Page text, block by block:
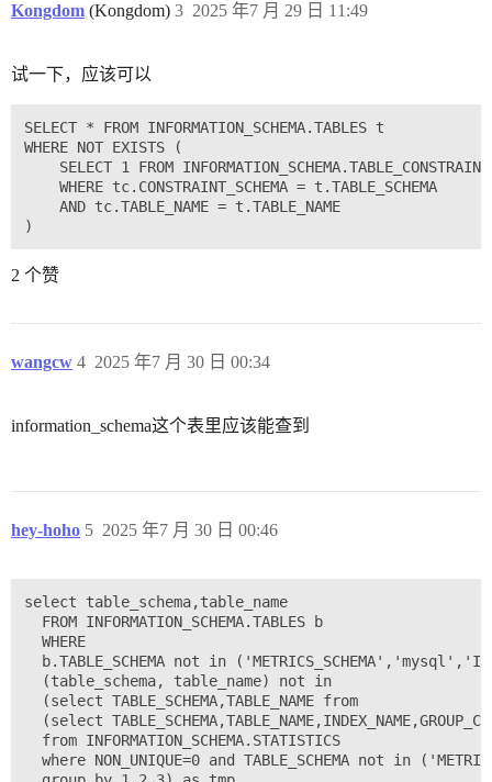
Kongdom (Kongdom) 2025 年7 月 29 日 11:49
3
试一下，应该可以
SELECT * FROM INFORMATION_SCHEMA.TABLES t
WHERE NOT EXISTS (
2 个赞
wangcw 2025 年7 月 30 日 00:34
4
information_schema这个表里应该能查到
hey-hoho 2025 年7 月 30 日 00:46
5
select table_schema,table_name
  FROM INFORMATION_SCHEMA.TABLES b
  WHERE
b.TABLE_SCHEMA not in
  (table_schema, table_name) not in
  (select TABLE_SCHEMA,TABLE_NAME from
(select
  from INFORMATION_SCHEMA.STATISTICS
where NON_UNIQUE=0 and TABLE_SCHEMA not in